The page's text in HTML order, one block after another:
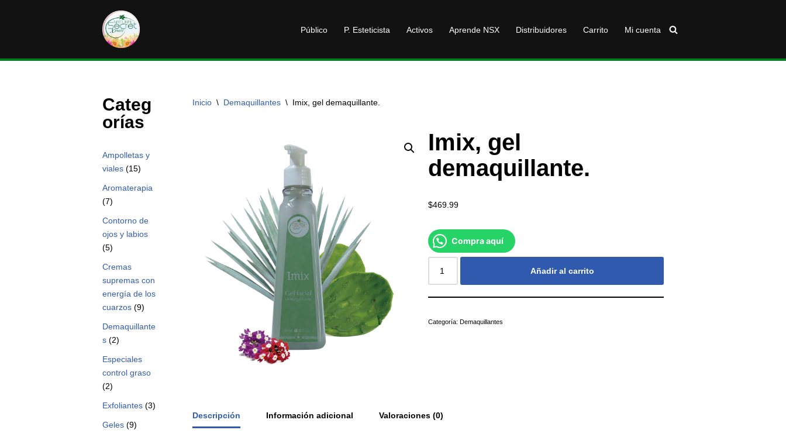
contenido
Público P. Esteticista Activos Aprende NSX Distribuidores Carrito Mi cuenta
Categ
orías
Ampolletas y
viales (15)
Aromaterapia
(7)
Contorno de
ojos y labios
(5)
Cremas
supremas con
energía de los
cuarzos (9)
Demaquillante
s (2)
Especiales
control graso
(2)
Exfoliantes (3)
Geles (9)
Inicio \ Demaquillantes \ Imix, gel demaquillante.
Imix, gel
demaquillante.
$469.99
Compra aquí
Añadir al carrito
Categoría: Demaquillantes
Descripción Información adicional Valoraciones (0)